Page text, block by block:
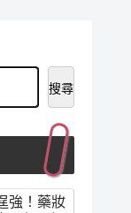
搜尋
強！藥妝